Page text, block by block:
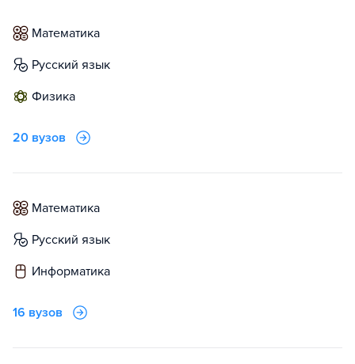
математика
русский язык
физика
20 вузов
математика
русский язык
информатика
16 вузов